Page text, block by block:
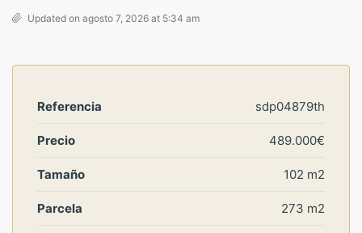
Updated on agosto 7, 2026 at 5:34 am
Referencia sdp04879th
Precio 489.000€
Tamaño 102 m2
Parcela 273 m2